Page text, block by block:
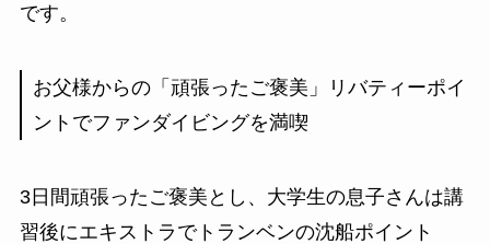
です。
お父様からの「頑張ったご褒美」リバティーポイ
ントでファンダイビングを満喫
3日間頑張ったご褒美とし、大学生の息子さんは講
習後にエキストラでトランベンの沈船ポイント